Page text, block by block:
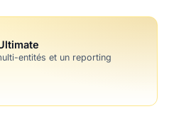
entités et un reporting